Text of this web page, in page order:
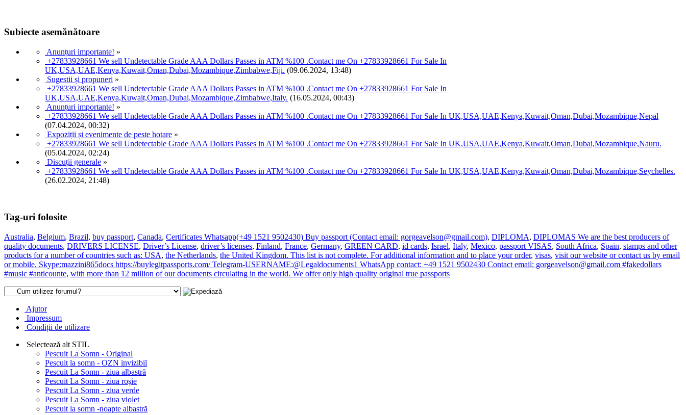
Subiecte asemănătoare
Anunțuri importante! »
+27833928661 We sell Undetectable Grade AAA Dollars Passes in ATM %100 .Contact me On +27833928661 For Sale In
UK,USA,UAE,Kenya,Kuwait,Oman,Dubai,Mozambique,Zimbabwe,Fiji. (09.06.2024, 13:48)
Sugestii și propuneri »
+27833928661 We sell Undetectable Grade AAA Dollars Passes in ATM %100 .Contact me On +27833928661 For Sale In
UK,USA,UAE,Kenya,Kuwait,Oman,Dubai,Mozambique,Zimbabwe,Italy. (16.05.2024, 00:43)
Anunțuri importante! »
+27833928661 We sell Undetectable Grade AAA Dollars Passes in ATM %100 .Contact me On +27833928661 For Sale In UK,USA,UAE,Kenya,Kuwait,Oman,Dubai,Mozambique,Nepal
(07.04.2024, 00:32)
Expoziții și evenimente de peste hotare »
+27833928661 We sell Undetectable Grade AAA Dollars Passes in ATM %100 .Contact me On +27833928661 For Sale In UK,USA,UAE,Kenya,Kuwait,Oman,Dubai,Mozambique,Nauru.
(05.04.2024, 02:24)
Discuții generale »
+27833928661 We sell Undetectable Grade AAA Dollars Passes in ATM %100 .Contact me On +27833928661 For Sale In UK,USA,UAE,Kenya,Kuwait,Oman,Dubai,Mozambique,Seychelles.
(26.02.2024, 21:48)
Tag-uri folosite
Australia, Belgium, Brazil, buy passport, Canada, Certificates Whatsapp(+49 1521 9502430) Buy passport (Contact email: gorgeavelson@gmail.com), DIPLOMA, DIPLOMAS We are the best producers of
quality documents, DRIVERS LICENSE, Driver’s License, driver’s licenses, Finland, France, Germany, GREEN CARD, id cards, Israel, Italy, Mexico, passport VISAS, South Africa, Spain, stamps and other
products for a number of countries such as: USA, the Netherlands, the United Kingdom. This list is not complete. For additional information and to place your order, visas, visit our website or contact us by email
or mobile. Skype:mazzini865docs https://buylegitpassports.com/ Telegram-USERNAME:@Legaldocuments1 WhatsApp contact: +49 1521 9502430 Contact email: gorgeavelson@gmail.com #fakedollars
#music #anticounte, with more than 12 million of our documents circulating in the world. We offer only high quality original true passports
Ajutor
Impressum
Condiții de utilizare
Selectează alt STIL
Pescuit La Somn - Original
Pescuit la somn - OZN invizibil
Pescuit La Somn - ziua albastră
Pescuit La Somn - ziua roşie
Pescuit La Somn - ziua verde
Pescuit La Somn - ziua violet
Pescuit la somn -noapte albastră